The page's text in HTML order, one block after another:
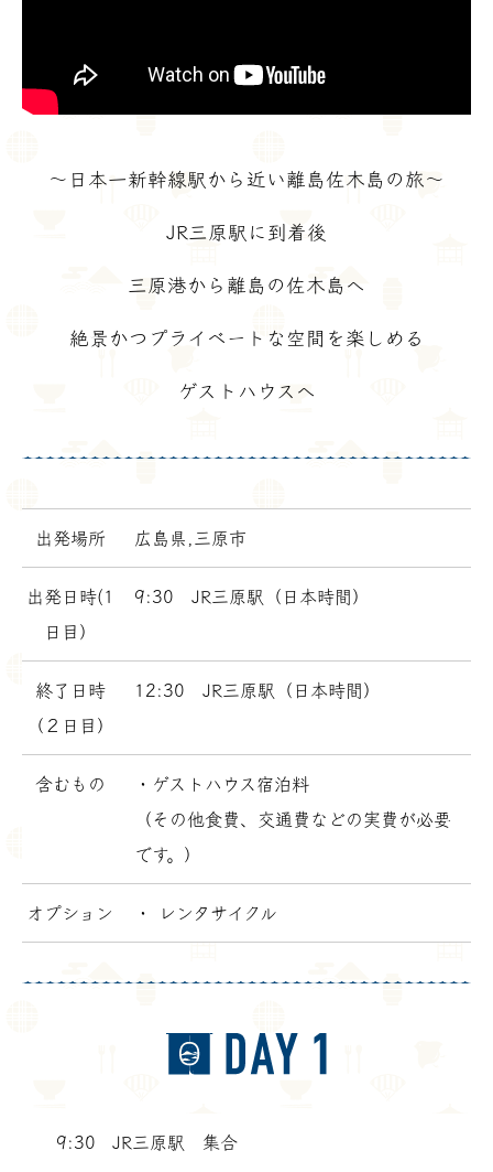
～日本一新幹線駅から近い離島佐木島の旅～
JR三原駅に到着後
三原港から離島の佐木島へ
絶景かつプライベートな空間を楽しめる
ゲストハウスへ
出発場所 広島県,三原市
出発日時(1
日目）
9:30 JR三原駅（日本時間）
終了日時
（２日目）
12:30 JR三原駅（日本時間）
含むもの
・ゲストハウス宿泊料
（その他食費、交通費などの実費が必要
です。）
オプション ・ レンタサイクル
9:30 JR三原駅 集合